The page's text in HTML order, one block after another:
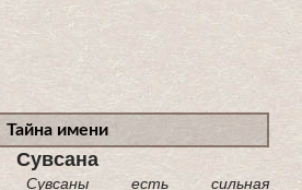
Тайна имени
Сувсана
есть сильная